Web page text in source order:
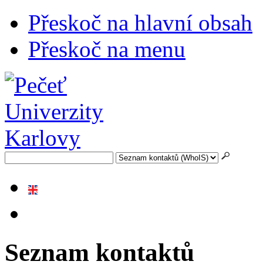
Přeskoč na hlavní obsah
Přeskoč na menu
Seznam kontaktů